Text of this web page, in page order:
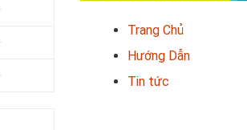
Trang Chủ
Hướng Dẫn
Tin tức